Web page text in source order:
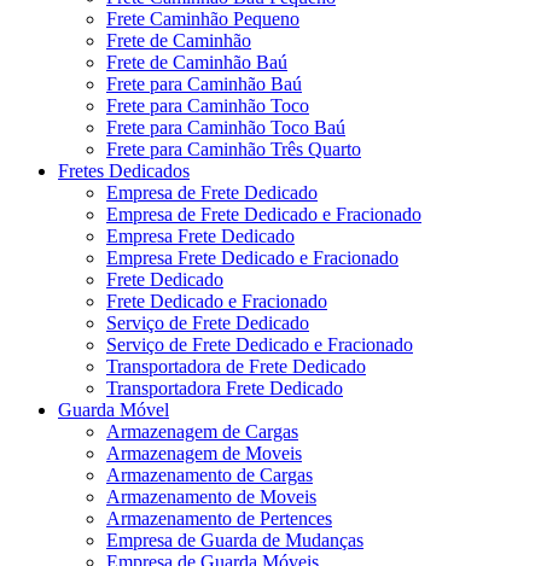
Frete Caminhão Pequeno
Frete de Caminhão
Frete de Caminhão Baú
Frete para Caminhão Baú
Frete para Caminhão Toco
Frete para Caminhão Toco Baú
Frete para Caminhão Três Quarto
Fretes Dedicados
Empresa de Frete Dedicado
Empresa de Frete Dedicado e Fracionado
Empresa Frete Dedicado
Empresa Frete Dedicado e Fracionado
Frete Dedicado
Frete Dedicado e Fracionado
Serviço de Frete Dedicado
Serviço de Frete Dedicado e Fracionado
Transportadora de Frete Dedicado
Transportadora Frete Dedicado
Guarda Móvel
Armazenagem de Cargas
Armazenagem de Moveis
Armazenamento de Cargas
Armazenamento de Moveis
Armazenamento de Pertences
Empresa de Guarda de Mudanças
Empresa de Guarda Móveis